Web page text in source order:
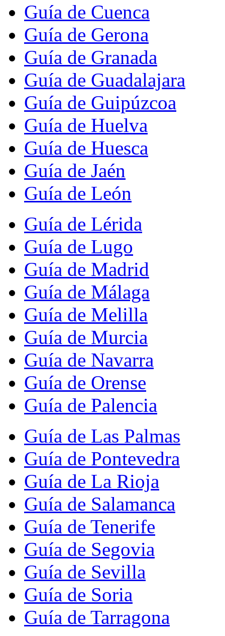
Guía de Cuenca
Guía de Gerona
Guía de Granada
Guía de Guadalajara
Guía de Guipúzcoa
Guía de Huelva
Guía de Huesca
Guía de Jaén
Guía de León
Guía de Lérida
Guía de Lugo
Guía de Madrid
Guía de Málaga
Guía de Melilla
Guía de Murcia
Guía de Navarra
Guía de Orense
Guía de Palencia
Guía de Las Palmas
Guía de Pontevedra
Guía de La Rioja
Guía de Salamanca
Guía de Tenerife
Guía de Segovia
Guía de Sevilla
Guía de Soria
Guía de Tarragona